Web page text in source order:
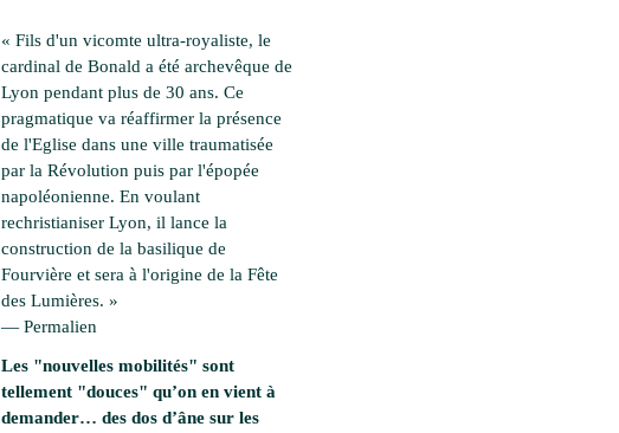
« Fils d'un vicomte ultra-royaliste, le
cardinal de Bonald a été archevêque de
Lyon pendant plus de 30 ans. Ce
pragmatique va réaffirmer la présence
de l'Eglise dans une ville traumatisée
par la Révolution puis par l'épopée
napoléonienne. En voulant
rechristianiser Lyon, il lance la
construction de la basilique de
Fourvière et sera à l'origine de la Fête
des Lumières. »
— Permalien
Les "nouvelles mobilités" sont
tellement "douces" qu’on en vient à
demander… des dos d’âne sur les